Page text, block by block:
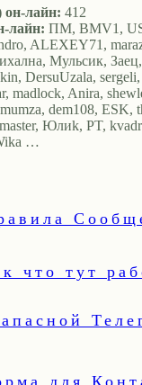
он-лайн: 412
лайн: ПМ, BMV1,
ALEXEY71,
Мульсик,
DersuUzala,
madlock, Anira,
dem108, ESK,
Юлиk, PT,
…
что тут
для